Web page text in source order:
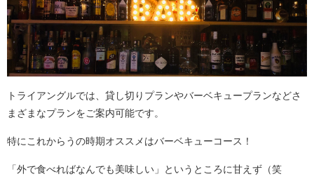
トライアングルでは、貸し切りプランやバーベキュープランなどさ
まざまなプランをご案内可能です。
特にこれからうの時期オススメはバーベキューコース！
「外で食べればなんでも美味しい」というところに甘えず（笑